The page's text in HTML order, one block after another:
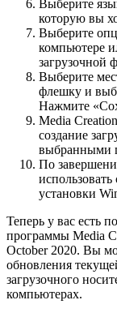
Выберите
которую вы
Выберите
компьютере
загрузочной
Выберите
флешку и
Нажмите
Media
создание
выбранными
По
установки
Теперь у вас есть
программы Media
October 2020. Вы
обновления
загрузочного
компьютерах.